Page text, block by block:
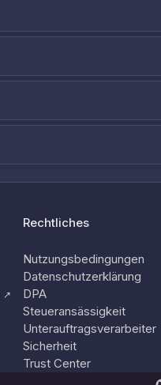
↗
Rechtliches
Nutzungsbedingungen
Datenschutzerklärung
DPA
Steueransässigkeit
Unterauftragsverarbeiter
Sicherheit
Trust Center